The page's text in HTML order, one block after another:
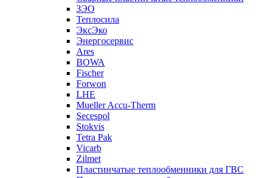
ЗЭО
Теплосила
ЭксЭко
Энергосервис
Ares
BOWA
Fischer
Forwon
LHE
Mueller Accu-Therm
Secespol
Stokvis
Tetra Pak
Vicarb
Zilmet
Пластинчатые теплообменники для ГВС